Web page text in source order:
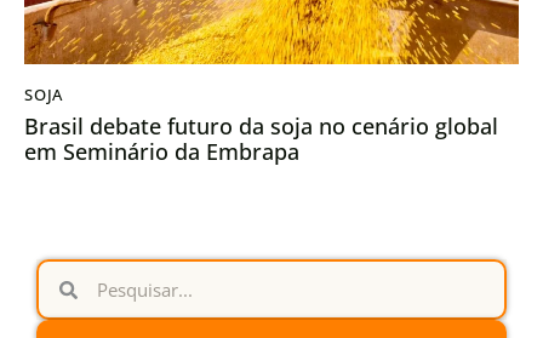
SOJA
Brasil debate futuro da soja no cenário global
em Seminário da Embrapa